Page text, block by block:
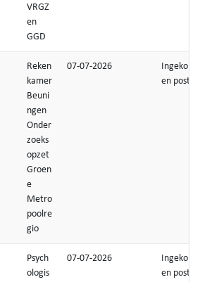
VRGZ
en
GGD
Reken
kamer
Beuni
ngen
Onder
zoeks
opzet
Groen
e
Metro
poolre
gio
07-07-2026
Ingekom
en post
Psych
ologis
07-07-2026
Ingekom
en post